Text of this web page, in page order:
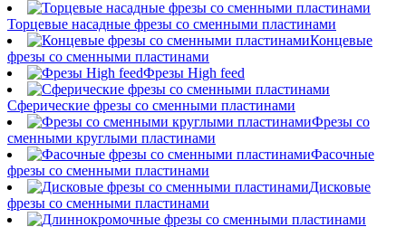
Торцевые насадные фрезы со сменными пластинами
Концевые
фрезы со сменными пластинами
Фрезы High feed
Сферические фрезы со сменными пластинами
Фрезы со
сменными круглыми пластинами
Фасочные
фрезы со сменными пластинами
Дисковые
фрезы со сменными пластинами